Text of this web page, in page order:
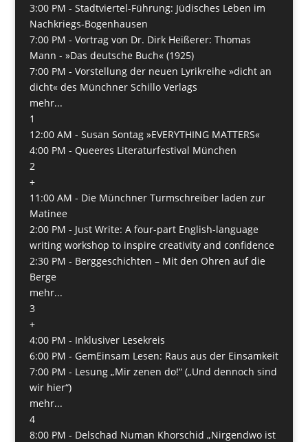
3:00 PM - Stadtviertel-Führung: Jüdisches Leben im
Nachkriegs-Bogenhausen
7:00 PM - Vortrag von Dr. Dirk Heißerer: Thomas
Mann - »Das deutsche Buch« (1925)
7:00 PM - Vorstellung der neuen Lyrikreihe »dicht an
dicht« des Münchner Schillo Verlags
mehr...
1
12:00 AM - Susan Sontag »EVERYTHING MATTERS«
4:00 PM - Queeres Literaturfestival München
2
+
11:00 AM - Die Münchner Turmschreiber laden zur
Matinee
2:00 PM - Just Write: A four-part English-language
writing workshop to inspire creativity and confidence
2:30 PM - Berggeschichten – Mit den Ohren auf die
Berge
mehr...
3
+
4:00 PM - Inklusiver Lesekreis
6:00 PM - GemEinsam Lesen: Raus aus der Einsamkeit
7:00 PM - Lesung „Mir zenen do!“ („Und dennoch sind
wir hier“)
mehr...
4
8:00 PM - Delschad Numan Khorschid „Nirgendwo ist